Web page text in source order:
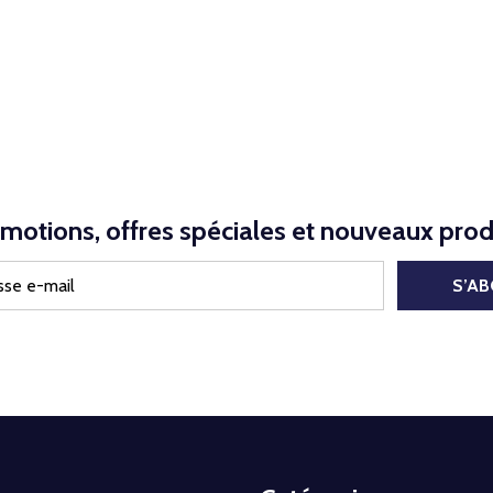
offres spéciales et nouveaux